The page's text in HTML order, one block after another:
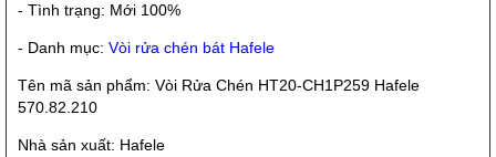
- Tình trạng: Mới 100%
- Danh mục: Vòi rửa chén bát Hafele
Tên mã sản phẩm: Vòi Rửa Chén HT20-CH1P259 Hafele
570.82.210
Nhà sản xuất: Hafele